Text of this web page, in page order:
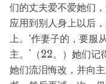
们的丈夫爱不爱她们
应用到别人身上以后
上。‘作妻子的，要服
主。’（22。）她们记
她们流泪悔改，并向